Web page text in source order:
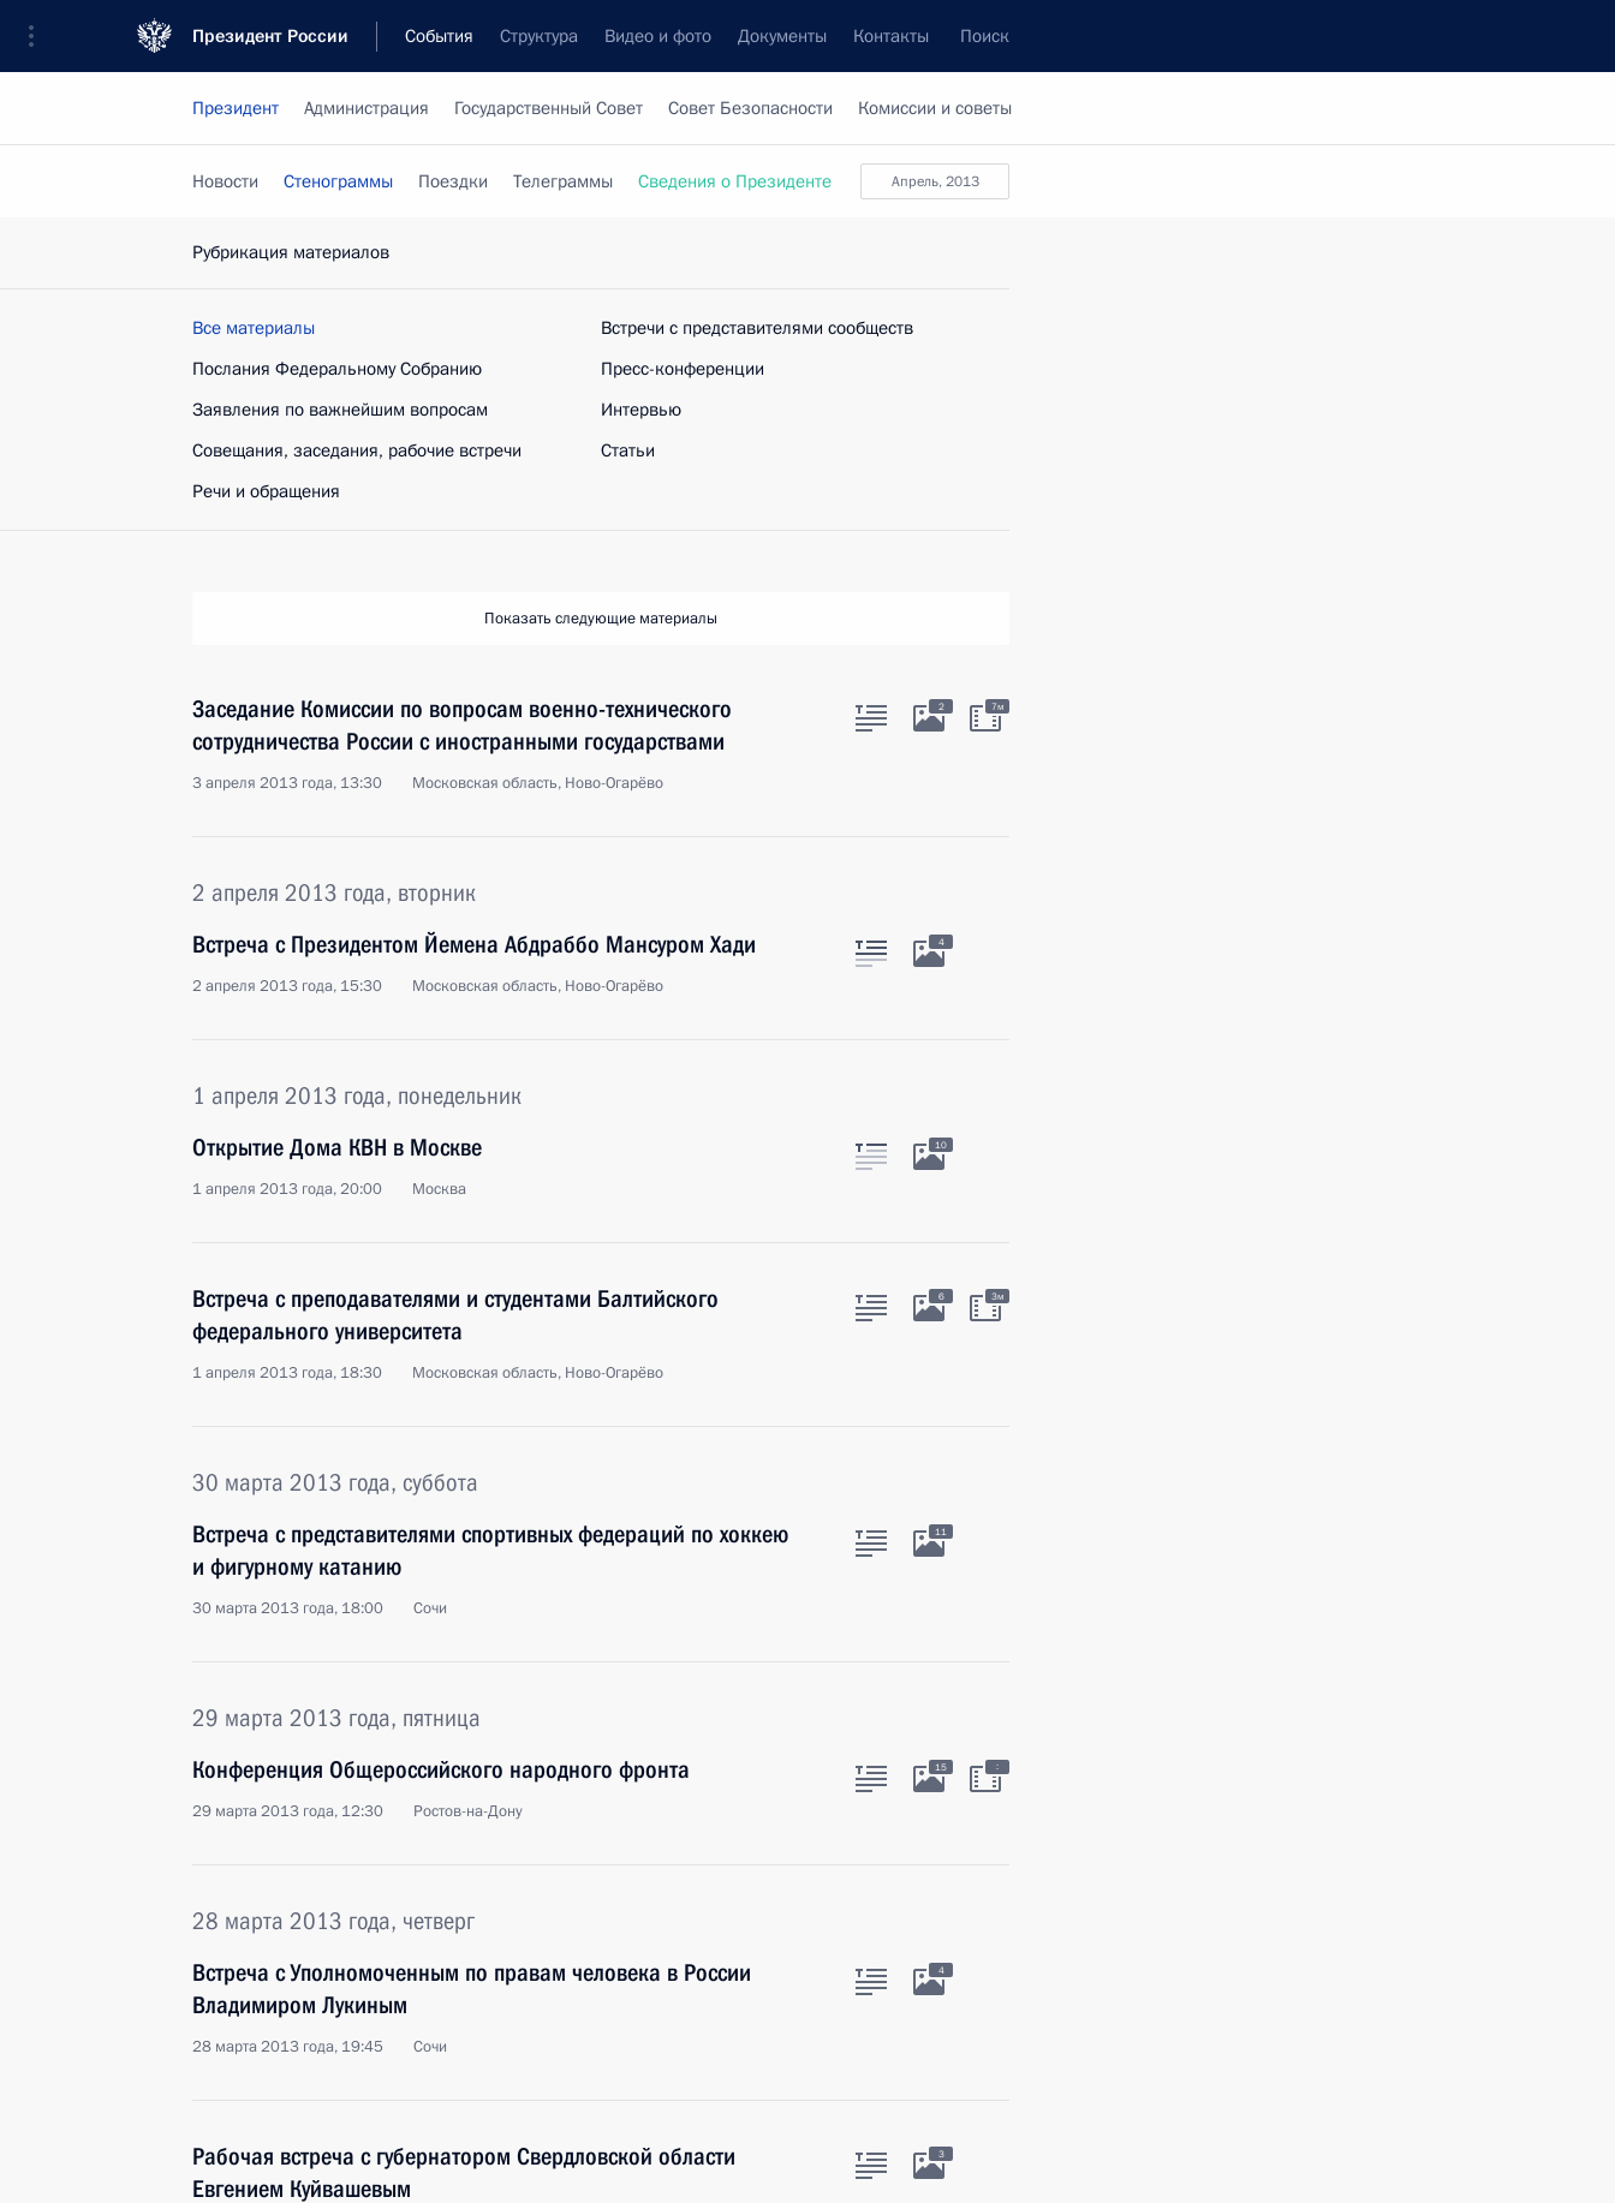
Президент России События Структура Видео и фото Документы Контакты Поиск
Президент Администрация Государственный Совет Совет Безопасности Комиссии и советы
Апрель, 2013
Новости Стенограммы Поездки Телеграммы Сведения о Президенте
Рубрикация материалов
Все материалы
Послания Федеральному Собранию
Заявления по важнейшим вопросам
Совещания, заседания, рабочие встречи
Речи и обращения
Встречи с представителями сообществ
Пресс-конференции
Интервью
Статьи
Показать следующие материалы
Заседание Комиссии по вопросам военно-технического
сотрудничества России с иностранными государствами
3 апреля 2013 года, 13:30 Московская область, Ново-Огарёво
2 7м
2 апреля 2013 года, вторник
Встреча с Президентом Йемена Абдраббо Мансуром Хади
2 апреля 2013 года, 15:30 Московская область, Ново-Огарёво
4
1 апреля 2013 года, понедельник
Открытие Дома КВН в Москве
1 апреля 2013 года, 20:00 Москва
10
Встреча с преподавателями и студентами Балтийского
федерального университета
1 апреля 2013 года, 18:30 Московская область, Ново-Огарёво
6 3м
30 марта 2013 года, суббота
Встреча с представителями спортивных федераций по хоккею
и фигурному катанию
30 марта 2013 года, 18:00 Сочи
11
29 марта 2013 года, пятница
Конференция Общероссийского народного фронта
29 марта 2013 года, 12:30 Ростов-на-Дону
15 :
28 марта 2013 года, четверг
Встреча с Уполномоченным по правам человека в России
Владимиром Лукиным
28 марта 2013 года, 19:45 Сочи
4
Рабочая встреча с губернатором Свердловской области
Евгением Куйвашевым
3